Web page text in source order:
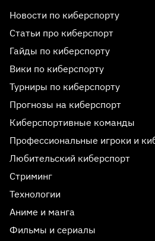
Новости по киберспорту
Статьи про киберспорт
Гайды по киберспорту
Вики по киберспорту
Турниры по киберспорту
Прогнозы на киберспорт
Киберспортивные команды
Профессиональные игроки и
Любительский киберспорт
Стриминг
Технологии
Аниме и манга
Фильмы и сериалы